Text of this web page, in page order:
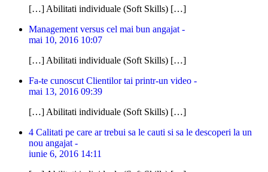
[…] Abilitati individuale (Soft Skills) […]
Management versus cel mai bun angajat -
mai 10, 2016 10:07
[…] Abilitati individuale (Soft Skills) […]
Fa-te cunoscut Clientilor tai printr-un video -
mai 13, 2016 09:39
[…] Abilitati individuale (Soft Skills) […]
4 Calitati pe care ar trebui sa le cauti si sa le descoperi la un
nou angajat -
iunie 6, 2016 14:11